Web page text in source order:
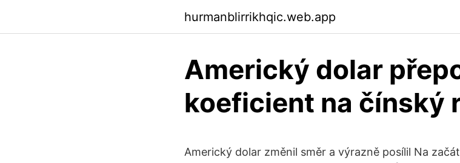
hurmanblirrikhqic.web.app
Americký dolar
koeficient na čínský
Americký dolar změnil směr a výrazně posílil Na